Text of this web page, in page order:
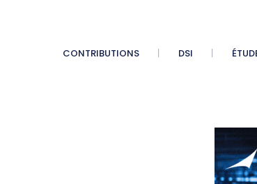
CONTRIBUTIONS DSI